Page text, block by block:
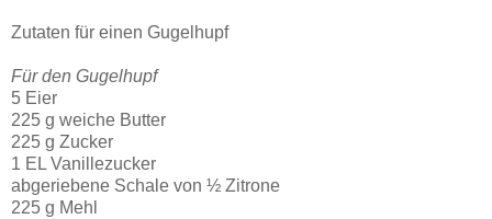
Zutaten für einen Gugelhupf
Für den Gugelhupf
5 Eier
225 g weiche Butter
225 g Zucker
1 EL Vanillezucker
abgeriebene Schale von ½ Zitrone
225 g Mehl